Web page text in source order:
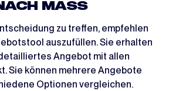
MASS
zu treffen, empfehlen
auszufüllen. Sie erhalten
Angebot mit allen
Sie können mehrere Angebote
Optionen vergleichen.